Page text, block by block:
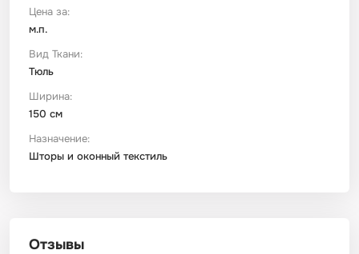
Цена за:
м.п.
Вид Ткани:
Тюль
Ширина:
150 см
Назначение:
Шторы и оконный текстиль
Отзывы
Штапель